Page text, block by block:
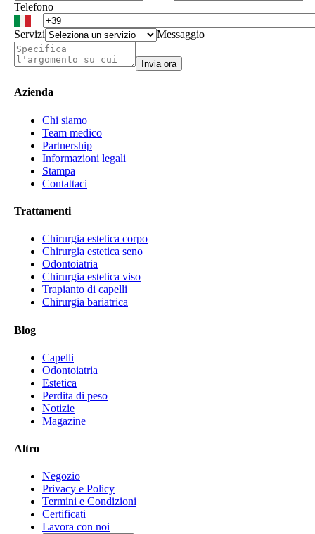
Telefono
Servizi Messaggio
Invia ora
Azienda
Chi siamo
Team medico
Partnership
Informazioni legali
Stampa
Contattaci
Trattamenti
Chirurgia estetica corpo
Chirurgia estetica seno
Odontoiatria
Chirurgia estetica viso
Trapianto di capelli
Chirurgia bariatrica
Blog
Capelli
Odontoiatria
Estetica
Perdita di peso
Notizie
Magazine
Altro
Negozio
Privacy e Policy
Termini e Condizioni
Certificati
Lavora con noi